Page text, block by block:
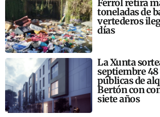
Ferrol retira
toneladas de
vertederos
días
La Xunta
septiembre
públicas de
Bertón con
siete años